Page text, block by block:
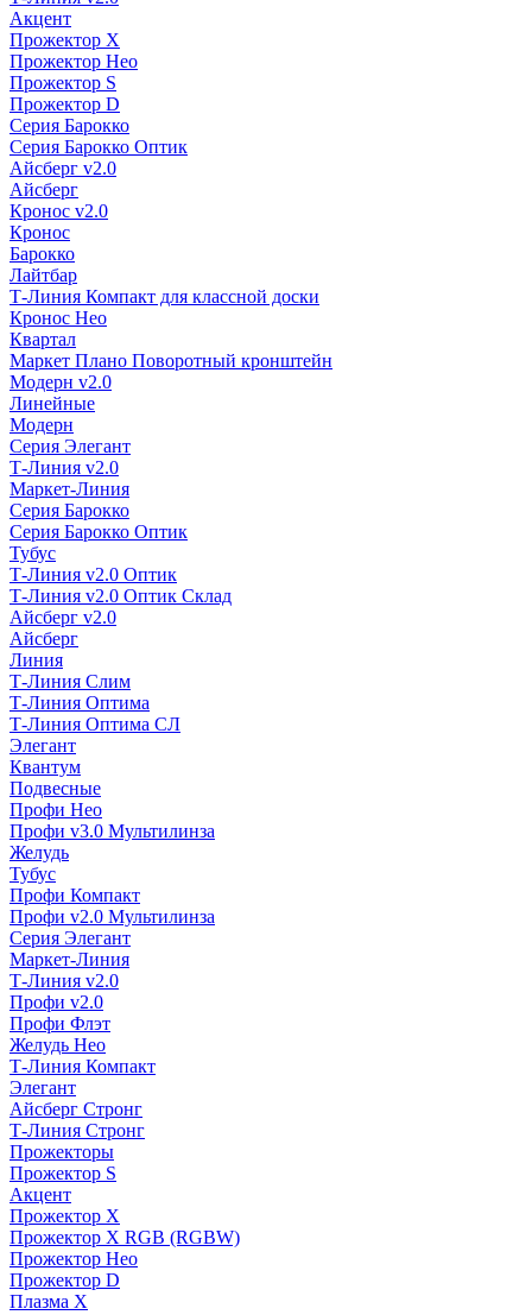
Акцент
Прожектор X
Прожектор Нео
Прожектор S
Прожектор D
Серия Барокко
Серия Барокко Оптик
Айсберг v2.0
Айсберг
Кронос v2.0
Кронос
Барокко
Лайтбар
Т-Линия Компакт для классной доски
Кронос Нео
Квартал
Маркет Плано Поворотный кронштейн
Модерн v2.0
Линейные
Модерн
Серия Элегант
Т-Линия v2.0
Маркет-Линия
Серия Барокко
Серия Барокко Оптик
Тубус
Т-Линия v2.0 Оптик
Т-Линия v2.0 Оптик Склад
Айсберг v2.0
Айсберг
Линия
Т-Линия Слим
Т-Линия Оптима
Т-Линия Оптима СЛ
Элегант
Квантум
Подвесные
Профи Нео
Профи v3.0 Мультилинза
Желудь
Тубус
Профи Компакт
Профи v2.0 Мультилинза
Серия Элегант
Маркет-Линия
Т-Линия v2.0
Профи v2.0
Профи Флэт
Желудь Нео
Т-Линия Компакт
Элегант
Айсберг Стронг
Т-Линия Стронг
Прожекторы
Прожектор S
Акцент
Прожектор X
Прожектор Х RGB (RGBW)
Прожектор Нео
Прожектор D
Плазма X